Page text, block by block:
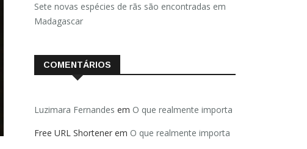
Sete novas espécies de rãs são encontradas em
Madagascar
COMENTÁRIOS
Luzimara Fernandes em O que realmente importa
Free URL Shortener em O que realmente importa